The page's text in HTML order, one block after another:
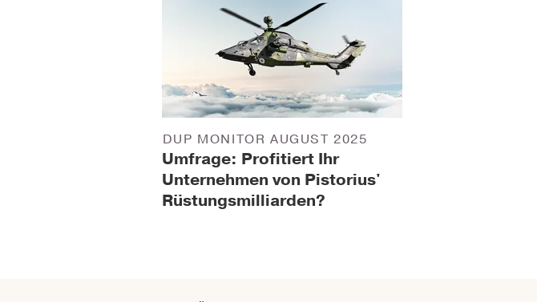
Umfrage: Profitiert Ihr
Unternehmen von Pistorius'
Rüstungsmilliarden?
DUP MONITOR AUGUST 2025